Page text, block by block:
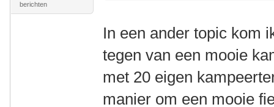
berichten
In een ander topic kom
tegen van een mooie
met 20 eigen
manier om een mooie